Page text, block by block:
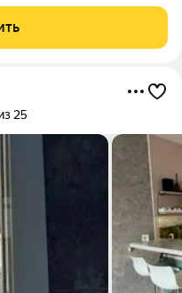
Общая площадь 50,2
25